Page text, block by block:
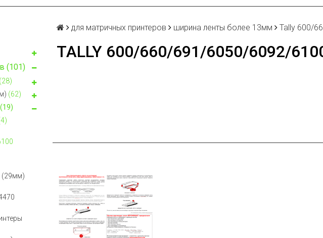
(101)
(28)
(62)
(19)
(29мм)
для матричных принтеров ширина ленты более 13мм Tally 600/
TALLY 600/660/691/6050/6092/